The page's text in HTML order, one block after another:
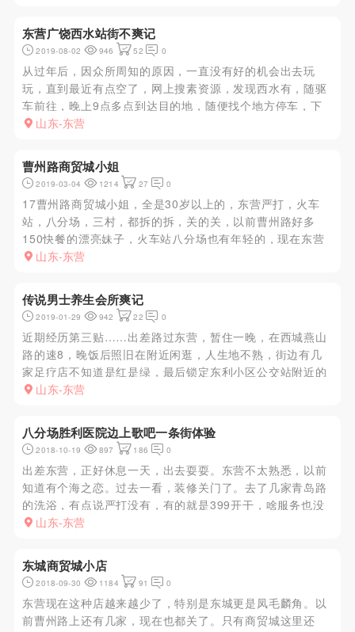
东营广饶西水站街不爽记
2019-08-02 946 52 0
从过年后，因众所周知的原因，一直没有好的机会出去玩
玩，直到最近有点空了，网上搜素资源，发现西水有，随驱
车前往，晚上9点多点到达目的地，随便找个地方停车，下
车溜了一圈，年龄有点大了最少35+了，没有长的好看的，
后续不表，也就那样...
山东-东营
曹州路商贸城小姐
2019-03-04 1214 27 0
17曹州路商贸城小姐，全是30岁以上的，东营严打，火车
站，八分场，三村，都拆的拆，关的关，以前曹州路好多
150快餐的漂亮妹子，火车站八分场也有年轻的，现在东营
这种路边小按摩店没落了，年轻的几乎没有，长得漂亮的就
边小店是不可能了！...
山东-东营
传说男士养生会所爽记
2019-01-29 942 22 0
近期经历第三贴……出差路过东营，暂住一晚，在西城燕山
路的速8，晚饭后照旧在附近闲逛，人生地不熟，街边有几
家足疗店不知道是红是绿，最后锁定东利小区公交站附近的
这家会所，按经验一般男士会所都会有你懂得的项目。进
绍完服务项目以后选了最...
山东-东营
八分场胜利医院边上歌吧一条街体验
2018-10-19 897 186 0
出差东营，正好休息一天，出去耍耍。东营不太熟悉，以前
知道有个海之恋。过去一看，装修关门了。去了几家青岛路
的洗浴，有点说严打没有，有的就是399开干，啥服务也没
有，环境也不好。想想洗浴中心没环境且399没前戏，主要
优惠，给加个...
山东-东营
东城商贸城小店
2018-09-30 1184 91 0
东营现在这种店越来越少了，特别是东城更是凤毛麟角。以
前曹州路上还有几家，现在也都关了。只有商贸城这里还